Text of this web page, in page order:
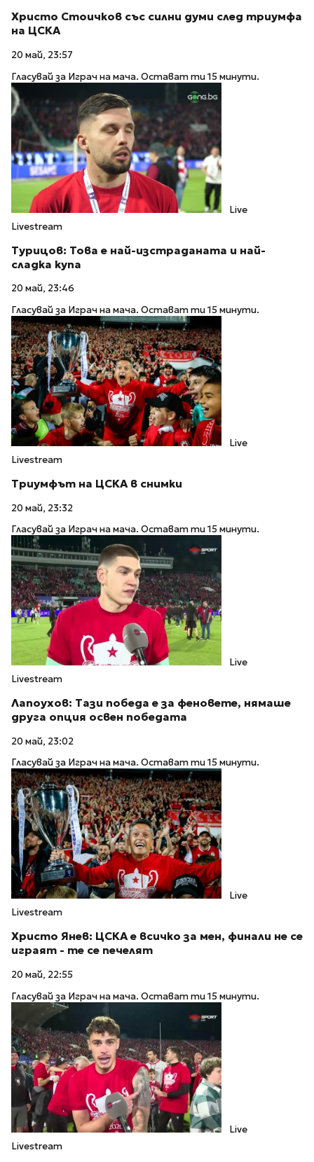
Христо Стоичков със силни думи след триумфа
на ЦСКА
20 май, 23:57
Гласувай за Играч на мача. Остават ти 15 минути.
Live
Livestream
Турицов: Това е най-изстраданата и най-
сладка купа
20 май, 23:46
Гласувай за Играч на мача. Остават ти 15 минути.
Live
Livestream
Триумфът на ЦСКА в снимки
20 май, 23:32
Гласувай за Играч на мача. Остават ти 15 минути.
Live
Livestream
Лапоухов: Тази победа е за феновете, нямаше
друга опция освен победата
20 май, 23:02
Гласувай за Играч на мача. Остават ти 15 минути.
Live
Livestream
Христо Янев: ЦСКА е всичко за мен, финали не се
играят - те се печелят
20 май, 22:55
Гласувай за Играч на мача. Остават ти 15 минути.
Live
Livestream